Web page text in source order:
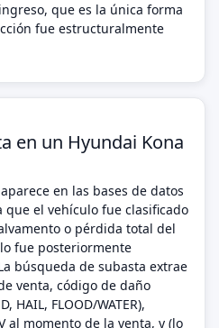
que es la única forma
fue estructuralmente
en un Hyundai Kona
en las bases de datos
que el vehículo fue clasificado
o pérdida total del
fue posteriormente
búsqueda de subasta extrae
venta, código de daño
HAIL, FLOOD/WATER),
al momento de la venta, y (lo